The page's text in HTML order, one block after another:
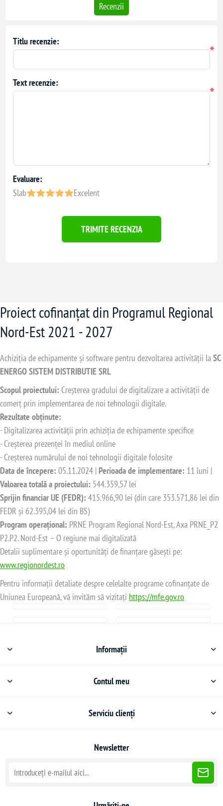
Recenzii
Titlu recenzie:
*
Text recenzie:
*
Evaluare:
Slab
Excelent
TRIMITE RECENZIA
Proiect cofinanțat din Programul Regional
Nord-Est 2021 - 2027
Achiziția de echipamente și software pentru dezvoltarea activității laSC
ENERGO SISTEM DISTRIBUTIE SRL
Scopul proiectului: Creșterea gradului de digitalizare a activității de
comerț prin implementarea de noi tehnologii digitale.
Rezultate obținute:
- Digitalizarea activității prin achiziția de echipamente specifice
- Creșterea prezenței în mediul online
- Creșterea numărului de noi tehnologii digitale folosite
Data de începere: 05.11.2024 | Perioada de implementare: 11 luni |
Valoarea totală a proiectului: 544.359,57 lei
Sprijin financiar UE (FEDR): 415.966,90 lei (din care 353.571,86 lei din
FEDR și 62.395,04 lei din BS)
Program operațional: PRNE Program Regional Nord-Est, Axa PRNE_P2
P2.P2. Nord-Est – O regiune mai digitalizată
Detalii suplimentare și oportunități de finanțare găsești pe:
www.regionordest.ro
Pentru informații detaliate despre celelalte programe cofinanțate de
Uniunea Europeană, vă invităm să vizitați https://mfe.gov.ro
Informații
Contul meu
Serviciu clienți
Newsletter